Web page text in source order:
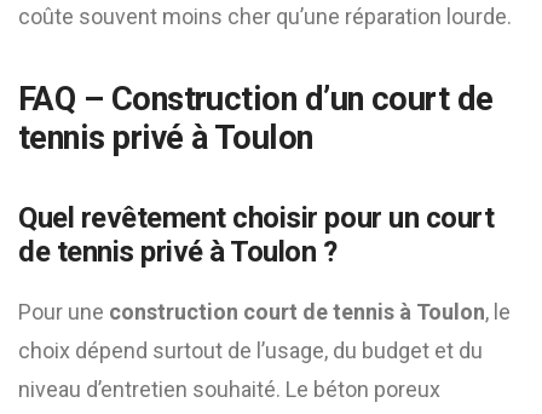
coûte souvent moins cher qu’une réparation lourde.
FAQ – Construction d’un court de
tennis privé à Toulon
Quel revêtement choisir pour un court
de tennis privé à Toulon ?
Pour une construction court de tennis à Toulon, le
choix dépend surtout de l’usage, du budget et du
niveau d’entretien souhaité. Le béton poreux